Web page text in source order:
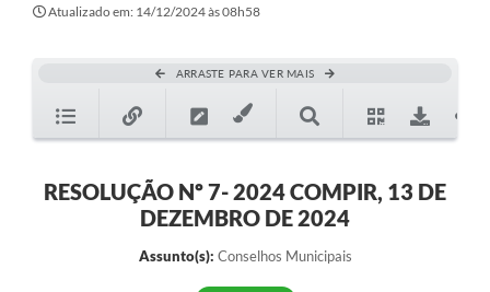
Planos Municipais
Editais
Diário Oficial
Atualizado em: 14/12/2024 às 08h58
ARRASTE PARA VER MAIS
RESOLUÇÃO Nº 7- 2024 COMPIR, 13 DE
DEZEMBRO DE 2024
Assunto(s): Conselhos Municipais